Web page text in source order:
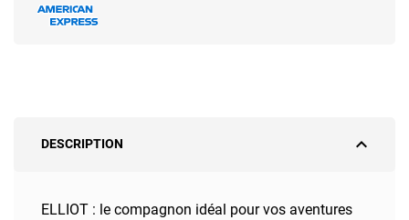
expand_less
DESCRIPTION
ELLIOT : le compagnon idéal pour vos aventures